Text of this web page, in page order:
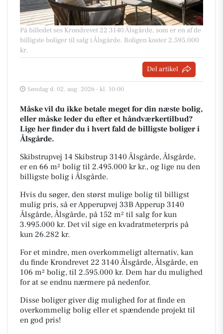
På billedet ses Krondrevet 22 3140 Ålsgårde, som er en af de
billigste boliger til salg i Ålsgårde. Boligen koster 2.595.000
kr.
Del artikel
Søndag d. 02. aug. 2026 - kl. 10:00
Måske vil du ikke betale meget for din næste bolig,
eller måske leder du efter et håndværkertilbud?
Lige her finder du i hvert fald de billigste boliger i
Ålsgårde.
Skibstrupvej 14 Skibstrup 3140 Ålsgårde, Ålsgårde,
er en 66 m² bolig til 2.495.000 kr kr., og lige nu den
billigste bolig i Ålsgårde.
Hvis du søger, den størst mulige bolig til billigst
mulig pris, så er Apperupvej 33B Apperup 3140
Ålsgårde, Ålsgårde, på 152 m² til salg for kun
3.995.000 kr. Det vil sige en kvadratmeterpris på
kun 26.282 kr.
For et mindre, men overkommeligt alternativ, kan
du finde Krondrevet 22 3140 Ålsgårde, Ålsgårde, en
106 m² bolig, til 2.595.000 kr. Dem har du mulighed
for at se endnu nærmere på nedenfor.
Disse boliger giver dig mulighed for at finde en
overkommelig bolig eller et spændende projekt til
en god pris!